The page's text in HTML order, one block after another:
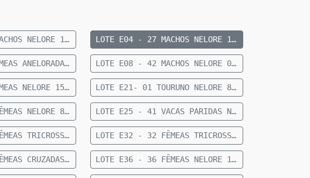
LOTE E03 - 30 MACHOS NELORE 12 A 15 MESES 1 CASTRADO 317 KG 50 KM DE SÃO GABRIEL LOTE E04 - 27 MACHOS NELORE 15 A 20 MESES 25 CAPÃO E 2 INTEIROS 273 KG 30 KM DE CAMAPUÃ
LOTE E07 - 3 FÊMEAS ANELORADAS VAZIAS 490 KG 30 KM DE CAMAPUÃ LOTE E08 - 42 MACHOS NELORE 08 A 10 MESES 243 KG 50 KM DE CAMAPUÃ
LOTE E20- 31 FÊMEAS NELORE 15 A 18 MESES 230 KG 16 KM DE CAMAPUÃ LOTE E21- 01 TOURUNO NELORE 833 KG 52 K M DE CAMAPUÃ
LOTE E24 - 54 FÊMEAS NELORE 8 MESES 190 KG 72 KM DE CAMAPUÃ LOTE E25 - 41 VACAS PARIDAS NELORE 17 FÊMEAS E 24 MACHOS 393 KG 72 KM DE CAMAPUÃ
LOTE E31 - 33 FÊMEAS TRICROSS 10 A12 MESES 207 KG 47 KM DE FIGUEIRÃO LOTE E32 - 32 FÊMEAS TRICROSS 08 A 10 MESES 151 KG 47 KM DE FIGUEIRÃO
LOTE E35 - 22 FÊMEAS CRUZADASTERÇO INICIAL E TERÇO MEDIO 36 MESES 461 KG 53 KM DE CAMAPUÃ LOTE E36 - 36 FÊMEAS NELORE 10 A 12 NMESES 200 KG 53 KM DE CAMAPUÃ